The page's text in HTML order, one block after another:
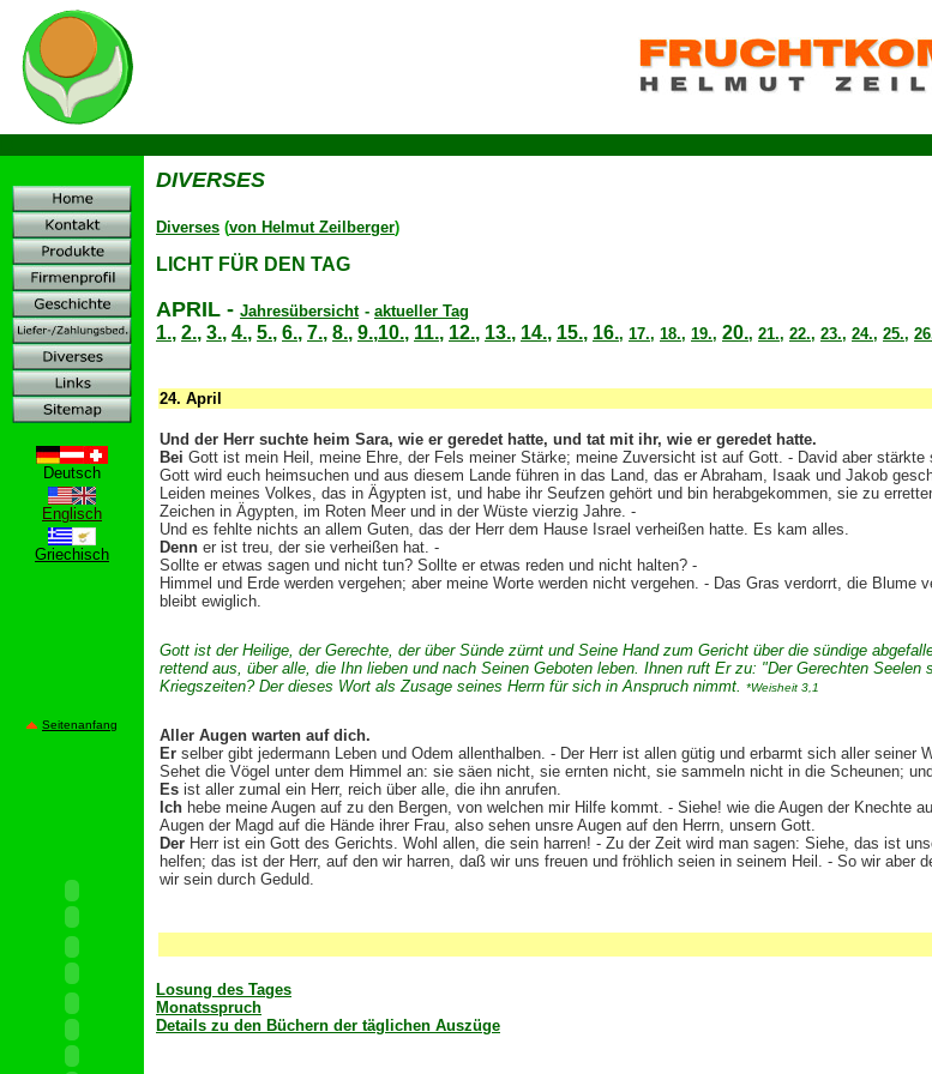
Deutsch
Englisch
Griechisch
Seitenanfang
DIVERSES
Diverses (von Helmut Zeilberger)
LICHT FÜR DEN TAG
APRIL - Jahresübersicht - aktueller Tag
1., 2., 3., 4., 5., 6., 7., 8., 9.,10., 11., 12., 13., 14., 15., 16., 17., 18., 19., 20., 21., 22., 23., 24., 25.,
24. April
Und der Herr suchte heim Sara, wie er geredet hatte, und tat mit ihr, wie er geredet hatte.
Bei Gott ist mein Heil, meine Ehre, der Fels meiner Stärke; meine Zuversicht ist auf Gott. - David aber
Gott wird euch heimsuchen und aus diesem Lande führen in das Land, das er Abraham, Isaak und Jakob
Leiden meines Volkes, das in Ägypten ist, und habe ihr Seufzen gehört und bin herabgekommen, sie zu
Zeichen in Ägypten, im Roten Meer und in der Wüste vierzig Jahre. -
Und es fehlte nichts an allem Guten, das der Herr dem Hause Israel verheißen hatte. Es kam alles.
Denn er ist treu, der sie verheißen hat. -
Sollte er etwas sagen und nicht tun? Sollte er etwas reden und nicht halten? -
Himmel und Erde werden vergehen; aber meine Worte werden nicht vergehen. - Das Gras verdorrt, die Blume
bleibt ewiglich.
Gott ist der Heilige, der Gerechte, der über Sünde zürnt und Seine Hand zum Gericht über die sündige
rettend aus, über alle, die Ihn lieben und nach Seinen Geboten leben. Ihnen ruft Er zu: "Der Gerechten
Kriegszeiten? Der dieses Wort als Zusage seines Herrn für sich in Anspruch nimmt. *Weisheit 3,1
Aller Augen warten auf dich.
Er selber gibt jedermann Leben und Odem allenthalben. - Der Herr ist allen gütig und erbarmt sich aller seiner
Sehet die Vögel unter dem Himmel an: sie säen nicht, sie ernten nicht, sie sammeln nicht in die Scheunen;
Es ist aller zumal ein Herr, reich über alle, die ihn anrufen.
Ich hebe meine Augen auf zu den Bergen, von welchen mir Hilfe kommt. - Siehe! wie die Augen der Knechte
Augen der Magd auf die Hände ihrer Frau, also sehen unsre Augen auf den Herrn, unsern Gott.
Der Herr ist ein Gott des Gerichts. Wohl allen, die sein harren! - Zu der Zeit wird man sagen: Siehe, das ist
helfen; das ist der Herr, auf den wir harren, daß wir uns freuen und fröhlich seien in seinem Heil. - So wir aber
wir sein durch Geduld.
Losung des Tages
Monatsspruch
Details zu den Büchern der täglichen Auszüge